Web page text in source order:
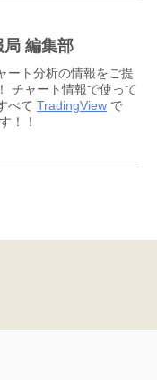
局 編集部
ート分析の情報をご提
チャート情報で使って
べて TradingView で
！！